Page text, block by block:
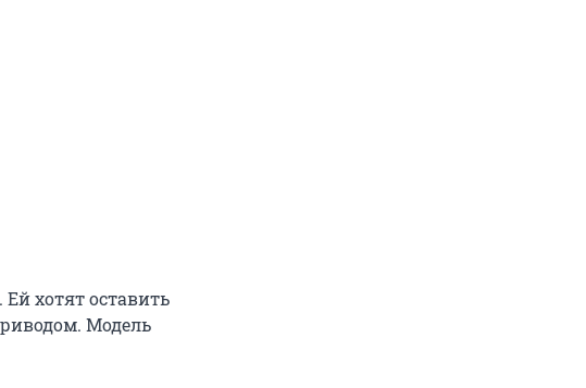
хотят оставить
Модель